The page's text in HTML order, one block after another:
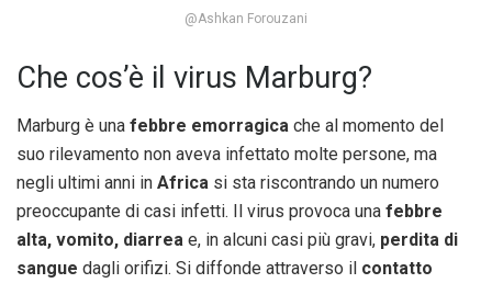
@Ashkan Forouzani
Che cos’è il virus Marburg?
Marburg è una febbre emorragica che al momento del
suo rilevamento non aveva infettato molte persone, ma
negli ultimi anni in Africa si sta riscontrando un numero
preoccupante di casi infetti. Il virus provoca una febbre
alta, vomito, diarrea e, in alcuni casi più gravi, perdita di
sangue dagli orifizi. Si diffonde attraverso il contatto